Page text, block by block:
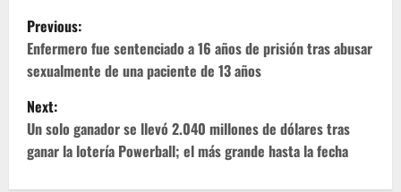
P
o
s
t
n
Previous:
Enfermero fue sentenciado a 16 años de prisión tras abusar
sexualmente de una paciente de 13 años
Next:
Un solo ganador se llevó 2.040 millones de dólares tras
ganar la lotería Powerball; el más grande hasta la fecha